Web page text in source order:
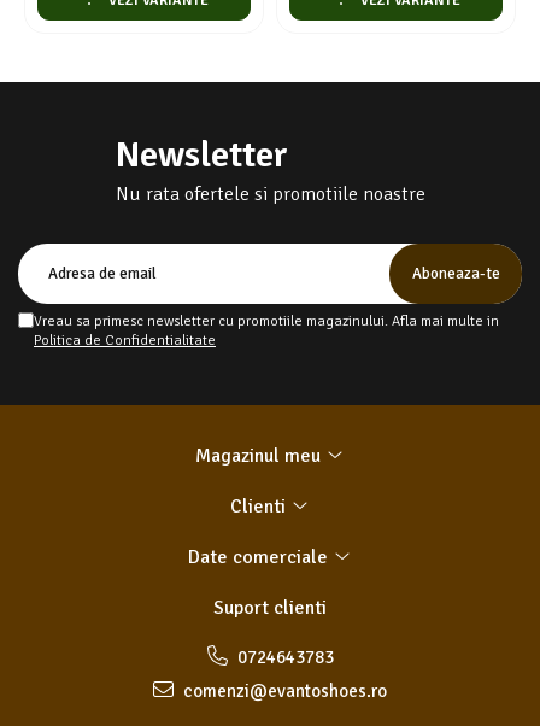
Newsletter
Nu rata ofertele si promotiile noastre
Vreau sa primesc newsletter cu promotiile magazinului. Afla mai multe in
Politica de Confidentialitate
Magazinul meu
Clienti
Date comerciale
Suport clienti
0724643783
comenzi@evantoshoes.ro